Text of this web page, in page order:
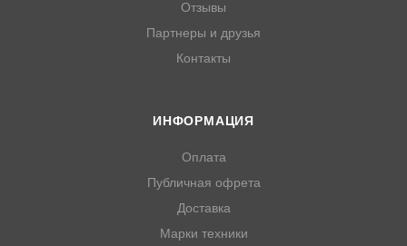
Отзывы
Партнеры и друзья
Контакты
ИНФОРМАЦИЯ
Оплата
Публичная офрета
Доставка
Марки техники